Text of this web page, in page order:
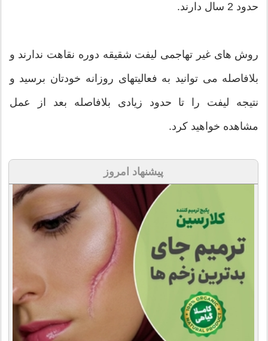
حدود 2 سال دارند.
روش های غیر تهاجمی لیفت شقیقه دوره نقاهت ندارند و
بلافاصله می توانید به فعالیتهای روزانه خودتان برسید و
نتیجه لیفت را تا حدود زیادی بلافاصله بعد از عمل
مشاهده خواهید کرد.
پیشنهاد امروز